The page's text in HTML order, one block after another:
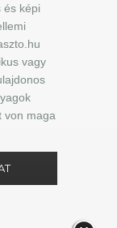
és képi
vagy
von maga